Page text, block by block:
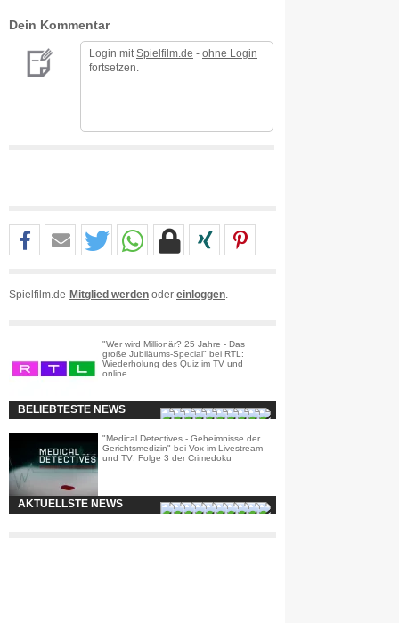
Dein Kommentar
Login mit Spielfilm.de - ohne Login
fortsetzen.
Spielfilm.de-Mitglied werden oder einloggen
"Wer wird Millionär? 25 Jahre - Das
große Jubiläums-Special" bei RTL:
Wiederholung des Quiz im TV und
online
BELIEBTESTE NEWS
"Medical Detectives - Geheimnisse der
Gerichtsmedizin" bei Vox im Livestream
und TV: Folge 3 der Crimedoku
AKTUELLSTE NEWS